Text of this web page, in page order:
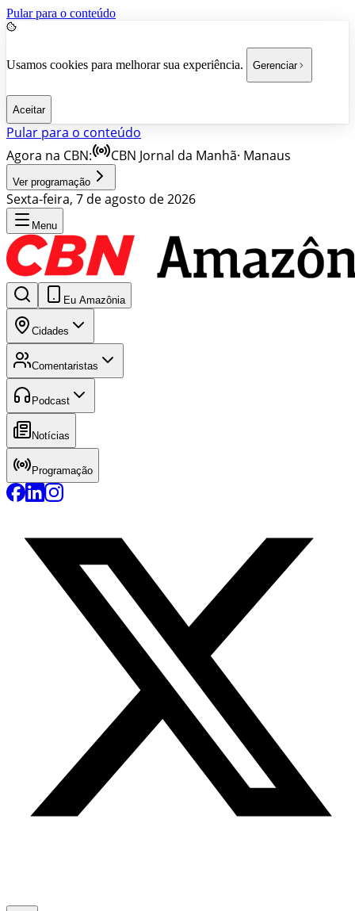
Pular para o conteúdo
Usamos cookies para melhorar sua experiência. Gerenciar
Aceitar
Pular para o conteúdo
Agora na CBN:
CBN Jornal da Manhã· Manaus
Ver programação
Sexta-feira, 7 de agosto de 2026
Menu
Eu Amazônia
Cidades
Comentaristas
Podcast
Notícias
Programação